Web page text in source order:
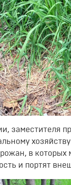
заместителя
в
и портят